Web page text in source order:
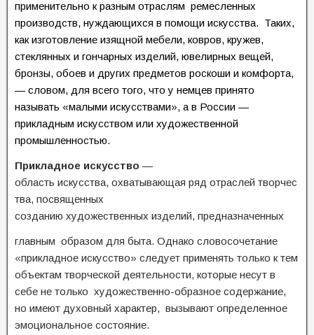
применительно к разным отраслям ремесленных
производств, нуждающихся в помощи искусства. Таких,
как изготовление изящной мебели, ковров, кружев,
стеклянных и гончарных изделий, ювелирных вещей,
бронзы, обоев и других предметов роскоши и комфорта,
— словом, для всего того, что у немцев принято
называть «малыми искусствами», а в России —
прикладным искусством или художественной
промышленностью.
Прикладное искусство —
область искусства, охватывающая ряд отраслей творчес
тва, посвященных
созданию художественных изделий, предназначенных
главным образом для быта. Однако словосочетание
«прикладное искусство» следует применять только к тем
объектам творческой деятельности, которые несут в
себе не только художественно-образное содержание,
но имеют духовный характер, вызывают определенное
эмоциональное состояние.